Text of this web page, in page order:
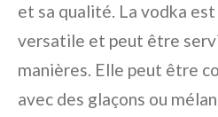
et sa qualité. La vodka
versatile et peut être
manières. Elle peut être
avec des glaçons ou